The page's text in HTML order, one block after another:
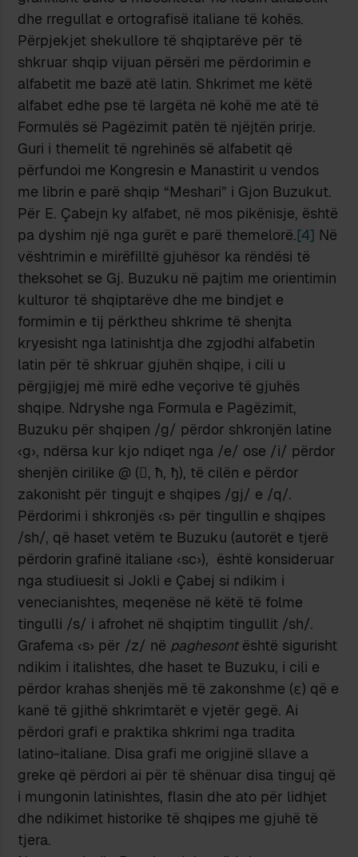
dhe rregullat e ortografisë italiane të kohës.
Përpjekjet shekullore të shqiptarëve për të
shkruar shqip vijuan përsëri me përdorimin e
alfabetit me bazë atë latin. Shkrimet me këtë
alfabet edhe pse të largëta në kohë me atë të
Formulës së Pagëzimit patën të njëjtën prirje.
Guri i themelit të ngrehinës së alfabetit që
përfundoi me Kongresin e Manastirit u vendos
me librin e parë shqip “Meshari” i Gjon Buzukut.
Për E. Çabejn ky alfabet, në mos pikënisje, është
pa dyshim një nga gurët e parë themelorë.[4] Në
vështrimin e mirëfilltë gjuhësor ka rëndësi të
theksohet se Gj. Buzuku në pajtim me orientimin
kulturor të shqiptarëve dhe me bindjet e
formimin e tij përktheu shkrime të shenjta
kryesisht nga latinishtja dhe zgjodhi alfabetin
latin për të shkruar gjuhën shqipe, i cili u
përgjigjej më mirë edhe veçorive të gjuhës
shqipe. Ndryshe nga Formula e Pagëzimit,
Buzuku për shqipen /g/ përdor shkronjën latine
‹g›, ndërsa kur kjo ndiqet nga /e/ ose /i/ përdor
shenjën cirilike @ (, ћ, ђ), të cilën e përdor
zakonisht për tingujt e shqipes /gj/ e /q/.
Përdorimi i shkronjës ‹s› për tingullin e shqipes
/sh/, që haset vetëm te Buzuku (autorët e tjerë
përdorin grafinë italiane ‹sc›), është konsideruar
nga studiuesit si Jokli e Çabej si ndikim i
venecianishtes, meqenëse në këtë të folme
tingulli /s/ i afrohet në shqiptim tingullit /sh/.
Grafema ‹s› për /z/ në paghesontështë sigurisht
ndikim i italishtes, dhe haset te Buzuku, i cili e
përdor krahas shenjës më të zakonshme (ε) që e
kanë të gjithë shkrimtarët e vjetër gegë. Ai
përdori grafi e praktika shkrimi nga tradita
latino-italiane. Disa grafi me origjinë sllave a
greke që përdori ai për të shënuar disa tinguj që
i mungonin latinishtes, flasin dhe ato për lidhjet
dhe ndikimet historike të shqipes me gjuhë të
tjera.